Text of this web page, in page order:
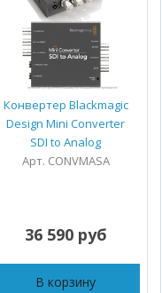
Конвертер Blackmagic
Design Mini Converter
SDI to Analog
Арт. CONVMASA
36 590 руб
В корзину